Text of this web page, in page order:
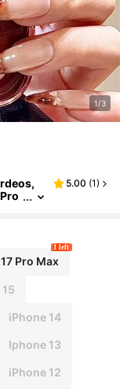
1/3
5.00 (1)
Pro Max
1 left
iPhone 14
Iphone 13
iPhone 12